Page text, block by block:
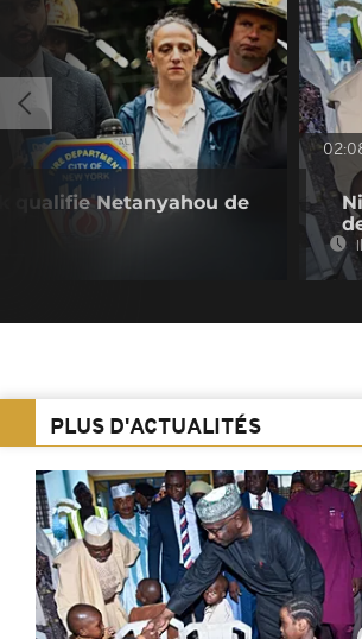
qualifie Netanyahou de
PLUS D'ACTUALITÉS